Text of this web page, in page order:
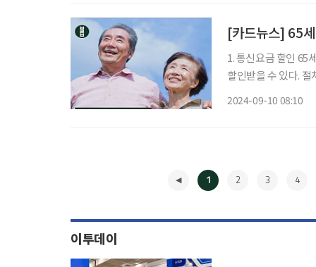
[카드뉴스] 65
1. 통신요금 할인 65
할인받을 수 있다.
2024-09-10 08:10
1 2 3 4
이투데이